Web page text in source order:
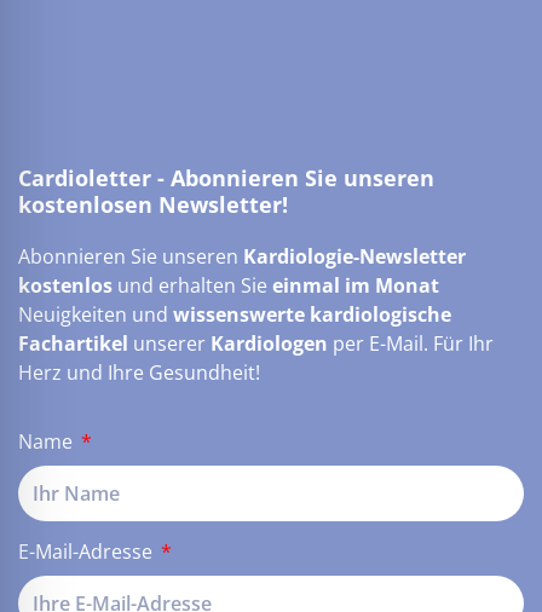
Cardioletter - Abonnieren Sie unseren
kostenlosen Newsletter!
Abonnieren Sie unseren Kardiologie-Newsletter
kostenlos und erhalten Sie einmal im Monat
Neuigkeiten und wissenswerte kardiologische
Fachartikel unserer Kardiologen per E-Mail. Für Ihr
Herz und Ihre Gesundheit!
Name
E-Mail-Adresse